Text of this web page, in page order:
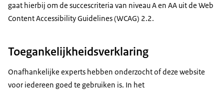
gaat hierbij om de succescriteria van niveau A en AA uit de Web
Content Accessibility Guidelines (WCAG) 2.2.
Toegankelijkheidsverklaring
Onafhankelijke experts hebben onderzocht of deze website
voor iedereen goed te gebruiken is. In het